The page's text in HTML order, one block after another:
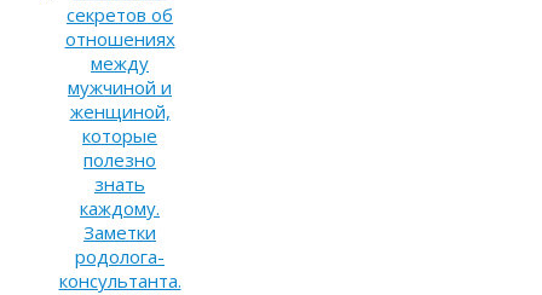
секретов об
отношениях
между
мужчиной и
женщиной,
которые
полезно
знать
каждому.
Заметки
родолога-
консультанта.